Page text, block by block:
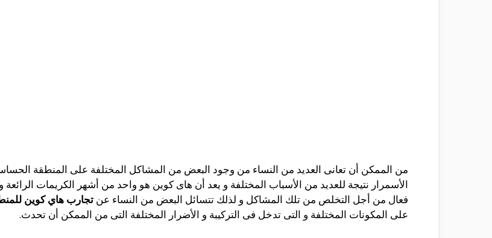
من الممكن أن تعانى العديد من النساء من وجود البعض من المشاكل المختلفة على المنطقة
الأسمرار نتيجة للعديد من الأسباب المختلفة و يعد أن هاى كوين هو واحد من أشهر الكريمات الرائعة
فعال من أجل التخلص من تلك المشاكل و لذلك تتسائل البعض من النساء عن تجارب هاي كوين
على المكونات المختلفة و التى تدخل فى التركيبة و الأضرار المختلفة التى من الممكن أن تحدث.